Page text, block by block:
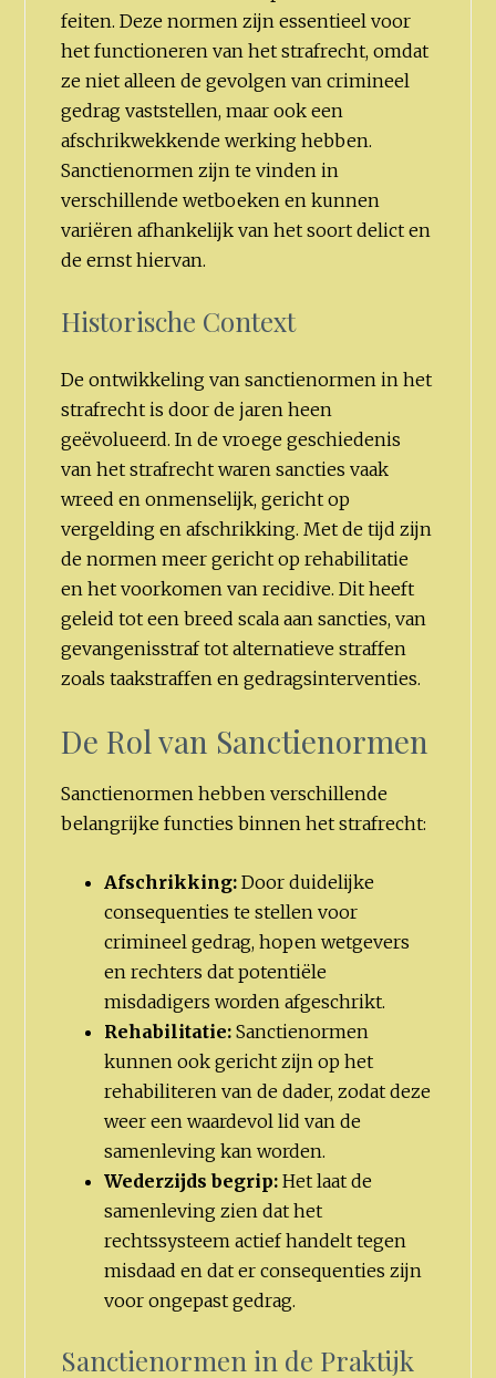
feiten. Deze normen zijn essentieel voor
het functioneren van het strafrecht, omdat
ze niet alleen de gevolgen van crimineel
gedrag vaststellen, maar ook een
afschrikwekkende werking hebben.
Sanctienormen zijn te vinden in
verschillende wetboeken en kunnen
variëren afhankelijk van het soort delict en
de ernst hiervan.
Historische Context
De ontwikkeling van sanctienormen in het
strafrecht is door de jaren heen
geëvolueerd. In de vroege geschiedenis
van het strafrecht waren sancties vaak
wreed en onmenselijk, gericht op
vergelding en afschrikking. Met de tijd zijn
de normen meer gericht op rehabilitatie
en het voorkomen van recidive. Dit heeft
geleid tot een breed scala aan sancties, van
gevangenisstraf tot alternatieve straffen
zoals taakstraffen en gedragsinterventies.
De Rol van Sanctienormen
Sanctienormen hebben verschillende
belangrijke functies binnen het strafrecht:
Afschrikking:Door duidelijke
consequenties te stellen voor
crimineel gedrag, hopen wetgevers
en rechters dat potentiële
misdadigers worden afgeschrikt.
Rehabilitatie:Sanctienormen
kunnen ook gericht zijn op het
rehabiliteren van de dader, zodat deze
weer een waardevol lid van de
samenleving kan worden.
Wederzijds begrip:Het laat de
samenleving zien dat het
rechtssysteem actief handelt tegen
misdaad en dat er consequenties zijn
voor ongepast gedrag.
Sanctienormen in de Praktijk